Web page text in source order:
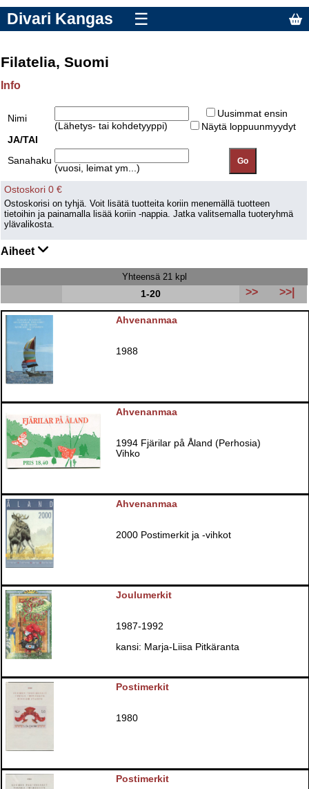
Divari Kangas ☰
Filatelia, Suomi
Info
Nimi
(Lähetys- tai kohdetyyppi)
Uusimmat ensin
Näytä loppuunmyydyt
JA/TAI
Sanahaku
(vuosi, leimat ym...)
Ostoskori 0 €
Ostoskorisi on tyhjä. Voit lisätä tuotteita koriin menemällä tuotteen
tietoihin ja painamalla lisää koriin -nappia. Jatka valitsemalla tuoteryhmä
ylävalikosta.
Aiheet
Yhteensä 21 kpl
1-20
>> >>|
Ahvenanmaa
1988
Ahvenanmaa
1994 Fjärilar på Åland (Perhosia)
Vihko
Ahvenanmaa
2000 Postimerkit ja -vihkot
Joulumerkit
1987-1992
kansi: Marja-Liisa Pitkäranta
Postimerkit
1980
Postimerkit